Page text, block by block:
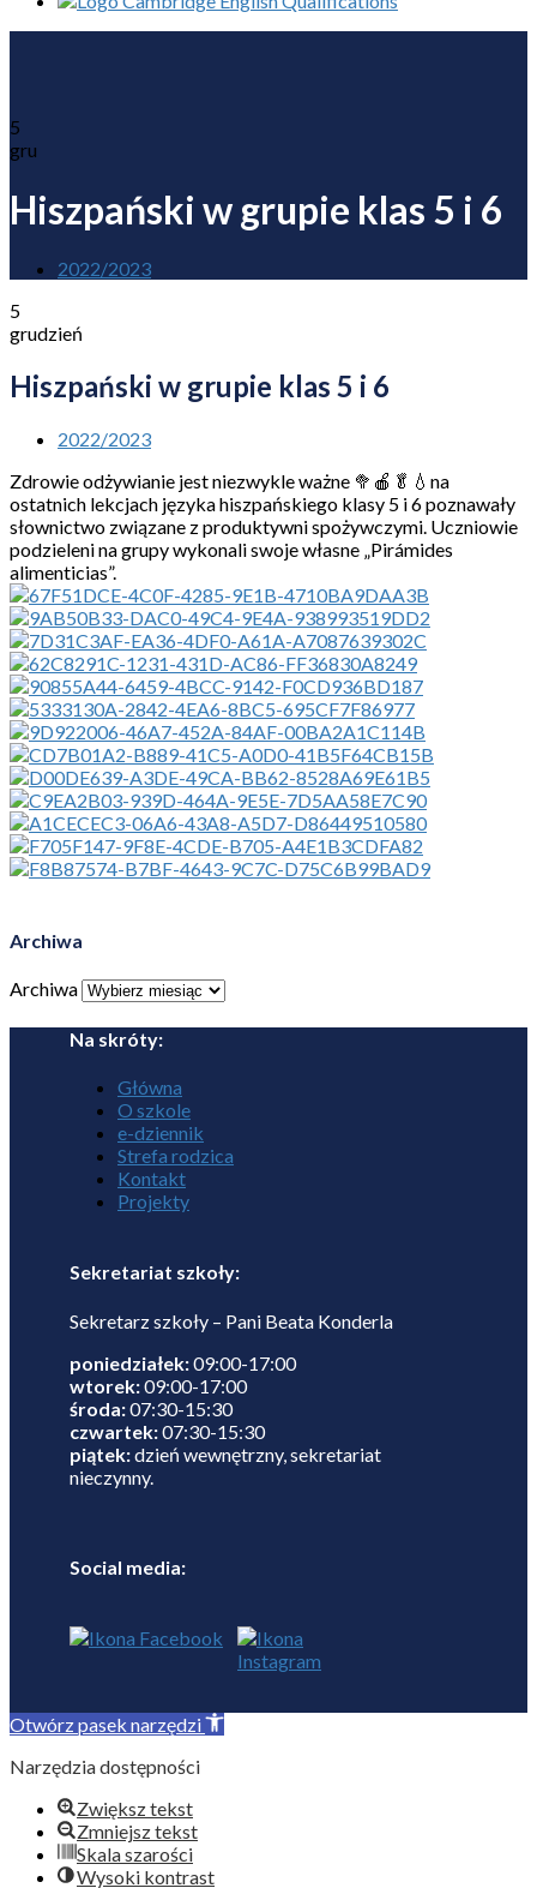
5
gru
Hiszpański w grupie klas 5 i 6
2022/2023
5
grudzień
Hiszpański w grupie klas 5 i 6
2022/2023
Zdrowie odżywianie jest niezwykle ważne 🥦🍎🥬💧na
ostatnich lekcjach języka hiszpańskiego klasy 5 i 6 poznawały
słownictwo związane z produktywni spożywczymi. Uczniowie
podzieleni na grupy wykonali swoje własne „Pirámides
alimenticias”.
Archiwa
Archiwa
Na skróty:
Główna
O szkole
e-dziennik
Strefa rodzica
Kontakt
Projekty
Sekretariat szkoły:
Sekretarz szkoły – Pani Beata Konderla
poniedziałek:09:00-17:00
wtorek:09:00-17:00
środa:07:30-15:30
czwartek:07:30-15:30
piątek:dzień wewnętrzny, sekretariat
nieczynny.
Social media:
Otwórz pasek narzędzi
Narzędzia dostępności
Zwiększ tekst
Zmniejsz tekst
Skala szarości
Wysoki kontrast